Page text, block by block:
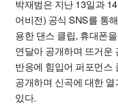
박재범은 지난 13일과
어비전) 공식 SNS를 통
용한 댄스 클립, 휴대폰
연달아 공개하며 뜨거운
반응에 힘입어 퍼포먼스
공개하며 신곡에 대한
있다.